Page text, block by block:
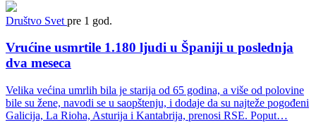
Društvo Svet pre 1 god.
Vrućine usmrtile 1.180 ljudi u Španiji u poslednja
dva meseca
Velika većina umrlih bila je starija od 65 godina, a više od polovine
bile su žene, navodi se u saopštenju, i dodaje da su najteže pogođeni
Galicija, La Rioha, Asturija i Kantabrija, prenosi RSE. Poput…